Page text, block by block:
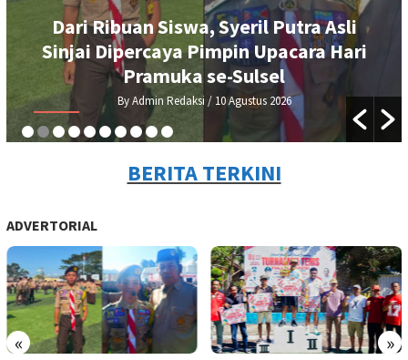
Ribuan Siswa, Syeril Putra Asli
Dipercaya Pimpin Upacara Hari
Pramuka se-Sulsel
By Admin Redaksi/ 10 Agustus 2026
BERITA TERKINI
ADVERTORIAL
« »